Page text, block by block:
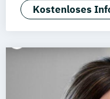
Astrologische
Ayurveda-
Betriebliches
Kostenloses